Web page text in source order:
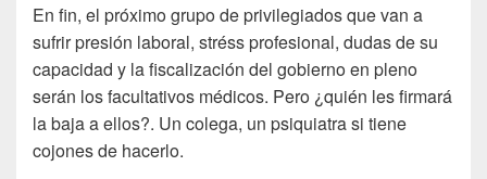
En fin, el próximo grupo de privilegiados que van a
sufrir presión laboral, stréss profesional, dudas de su
capacidad y la fiscalización del gobierno en pleno
serán los facultativos médicos. Pero ¿quién les firmará
la baja a ellos?. Un colega, un psiquiatra si tiene
cojones de hacerlo.